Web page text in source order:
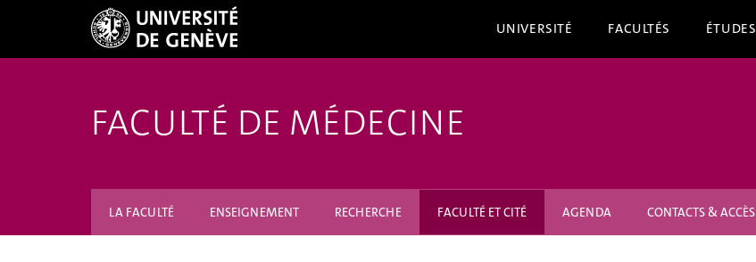
UNIVERSITÉ FACULTÉS ÉTUDES
FACULTÉ DE MÉDECINE
LA FACULTÉ ENSEIGNEMENT RECHERCHE FACULTÉ ET CITÉ AGENDA CONTACTS & ACCÈS